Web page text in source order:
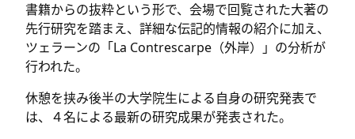
書籍からの抜粋という形で、会場で回覧された大著の
先行研究を踏まえ、詳細な伝記的情報の紹介に加え、
ツェラーンの「La Contrescarpe（外岸）」の分析が
行われた。
休憩を挟み後半の大学院生による自身の研究発表で
は、４名による最新の研究成果が発表された。